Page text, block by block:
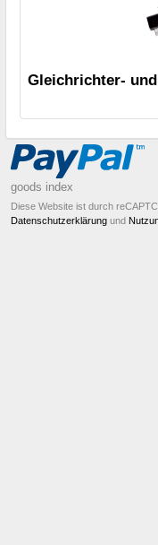
Gleichrichter-
goods index
Diese Website ist durch
Datenschutzerklärung und